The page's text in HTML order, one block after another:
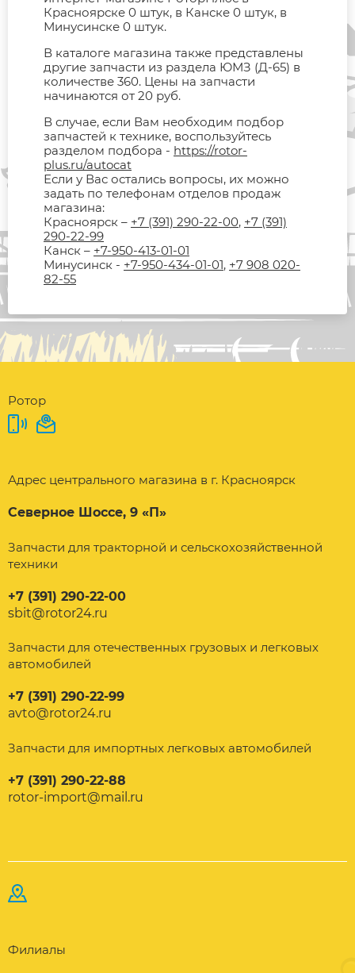
Красноярске 0 штук, в Канске 0 штук, в
Минусинске 0 штук.
В каталоге магазина также представлены
другие запчасти из раздела ЮМЗ (Д-65) в
количестве 360. Цены на запчасти
начинаются от 20 руб.
В случае, если Вам необходим подбор
запчастей к технике, воспользуйтесь
разделом подбора - https://rotor-
plus.ru/autocat
Если у Вас остались вопросы, их можно
задать по телефонам отделов продаж
магазина:
Красноярск – +7 (391) 290-22-00, +7 (391)
290-22-99
Канск – +7-950-413-01-01
Минусинск - +7-950-434-01-01, +7 908 020-
82-55
Ротор
Адрес центрального магазина в г. Красноярск
Северное Шоссе, 9 «П»
Запчасти для тракторной и сельскохозяйственной
техники
+7 (391) 290-22-00
sbit@rotor24.ru
Запчасти для отечественных грузовых и легковых
автомобилей
+7 (391) 290-22-99
avto@rotor24.ru
Запчасти для импортных легковых автомобилей
+7 (391) 290-22-88
rotor-import@mail.ru
Филиалы